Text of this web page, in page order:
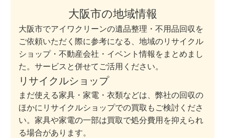
大阪市の地域情報
大阪市でアイワクリーンの遺品整理・不用品回収を
ご依頼いただく際に参考になる、地域のリサイクル
ショップ・不動産会社・イベント情報をまとめまし
た。サービスと併せてご活用ください。
リサイクルショップ
まだ使える家具・家電・衣類などは、弊社の回収の
ほかにリサイクルショップでの買取もご検討くださ
い。家具や家電の一部は買取で処分費用を抑えられ
る場合があります。